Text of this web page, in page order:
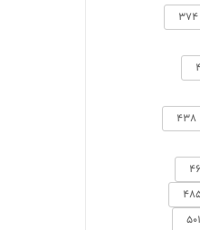
374
438
501